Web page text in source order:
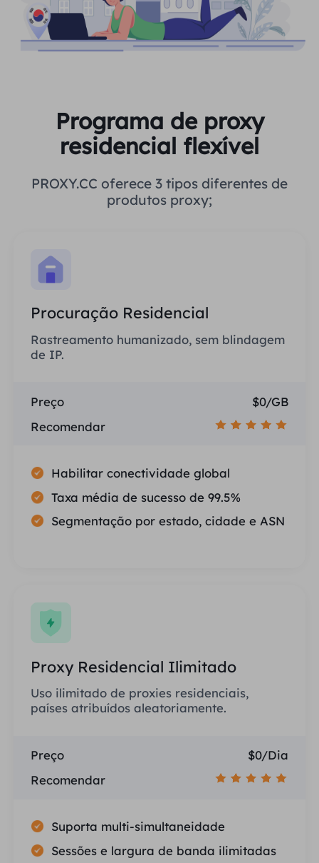
Programa de proxy
residencial flexível
PROXY.CC oferece 3 tipos diferentes de
produtos proxy;
Procuração Residencial
Rastreamento humanizado, sem blindagem
de IP.
Preço
$0/GB
Recomendar
Habilitar conectividade global
Taxa média de sucesso de 99.5%
Segmentação por estado, cidade e ASN
Proxy Residencial Ilimitado
Uso ilimitado de proxies residenciais,
países atribuídos aleatoriamente.
Preço
$0/Dia
Recomendar
Suporta multi-simultaneidade
Sessões e largura de banda ilimitadas